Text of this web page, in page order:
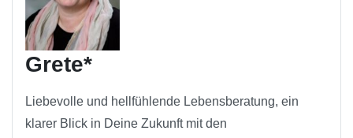
Grete*
Liebevolle und hellfühlende Lebensberatung, ein
klarer Blick in Deine Zukunft mit den